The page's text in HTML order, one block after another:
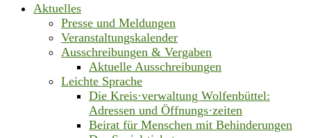
Aktuelles
Presse und Meldungen
Veranstaltungskalender
Ausschreibungen & Vergaben
Aktuelle Ausschreibungen
Leichte Sprache
Die Kreis·verwaltung Wolfenbüttel:
Adressen und Öffnungs·zeiten
Beirat für Menschen mit Behinderungen